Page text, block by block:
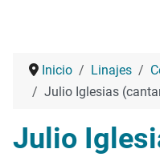
Inicio Linajes
Julio Iglesias
Julio